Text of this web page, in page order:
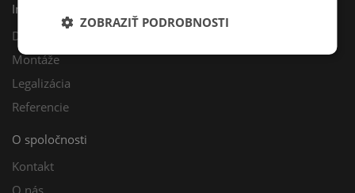
Inštalácie
Dotácie
Montáže
Legalizácia
Referencie
O spoločnosti
Kontakt
ZOBRAZIŤ PODROBNOSTI